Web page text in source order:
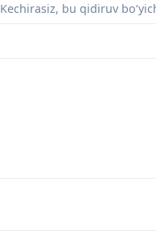
Kechirasiz, bu qidiruv